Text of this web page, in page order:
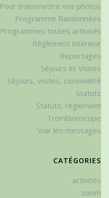
Pour transmettre vos photos
Programme Randonnées
Programmes toutes activités
Règlement intérieur
Reportages
Séjours et Visites
Séjours, visites, convivialité
Statuts
Statuts, règlement
Trombinoscope
Voir les messages
CATÉGORIES
activités
zoom